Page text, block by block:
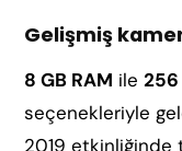
Gelişmiş
8 GB RAM ile 256
seçenekleriyle
2019 etkinliğinde